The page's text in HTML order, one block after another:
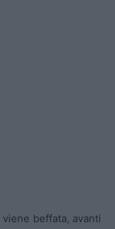
viene beffata, avanti